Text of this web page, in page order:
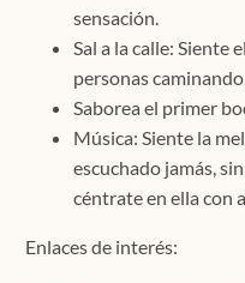
sensación.
Sal a la calle: Siente
personas caminando.
Saborea el primer
Música: Siente la
escuchado jamás,
céntrate en ella con
Enlaces de interés: